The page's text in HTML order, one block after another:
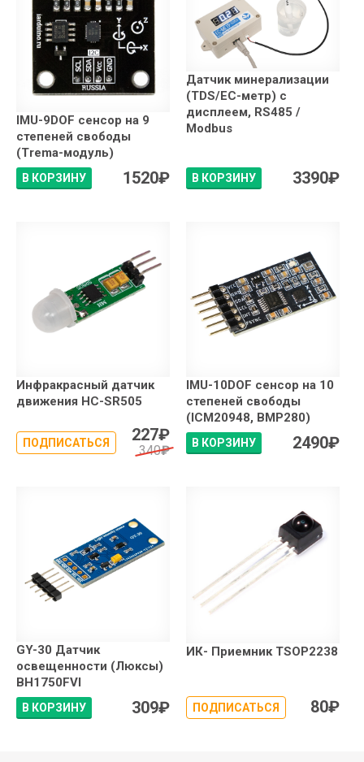
IMU-9DOF сенсор на 9
степеней свободы
(Trema-модуль)
В КОРЗИНУ 1520₽
Датчик минерализации
(TDS/EC-метр) с
дисплеем, RS485 /
Modbus
В КОРЗИНУ 3390₽
Инфракрасный датчик
движения HC-SR505
ПОДПИСАТЬСЯ 227₽
340₽
IMU-10DOF сенсор на 10
степеней свободы
(ICM20948, BMP280)
В КОРЗИНУ 2490₽
GY-30 Датчик
освещенности (Люксы)
BH1750FVI
В КОРЗИНУ 309₽
ИК- Приемник TSOP2238
ПОДПИСАТЬСЯ 80₽